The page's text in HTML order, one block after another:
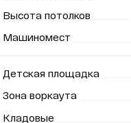
Высота потолков
Машиномест
Детская площадка
Зона воркаута
Кладовые